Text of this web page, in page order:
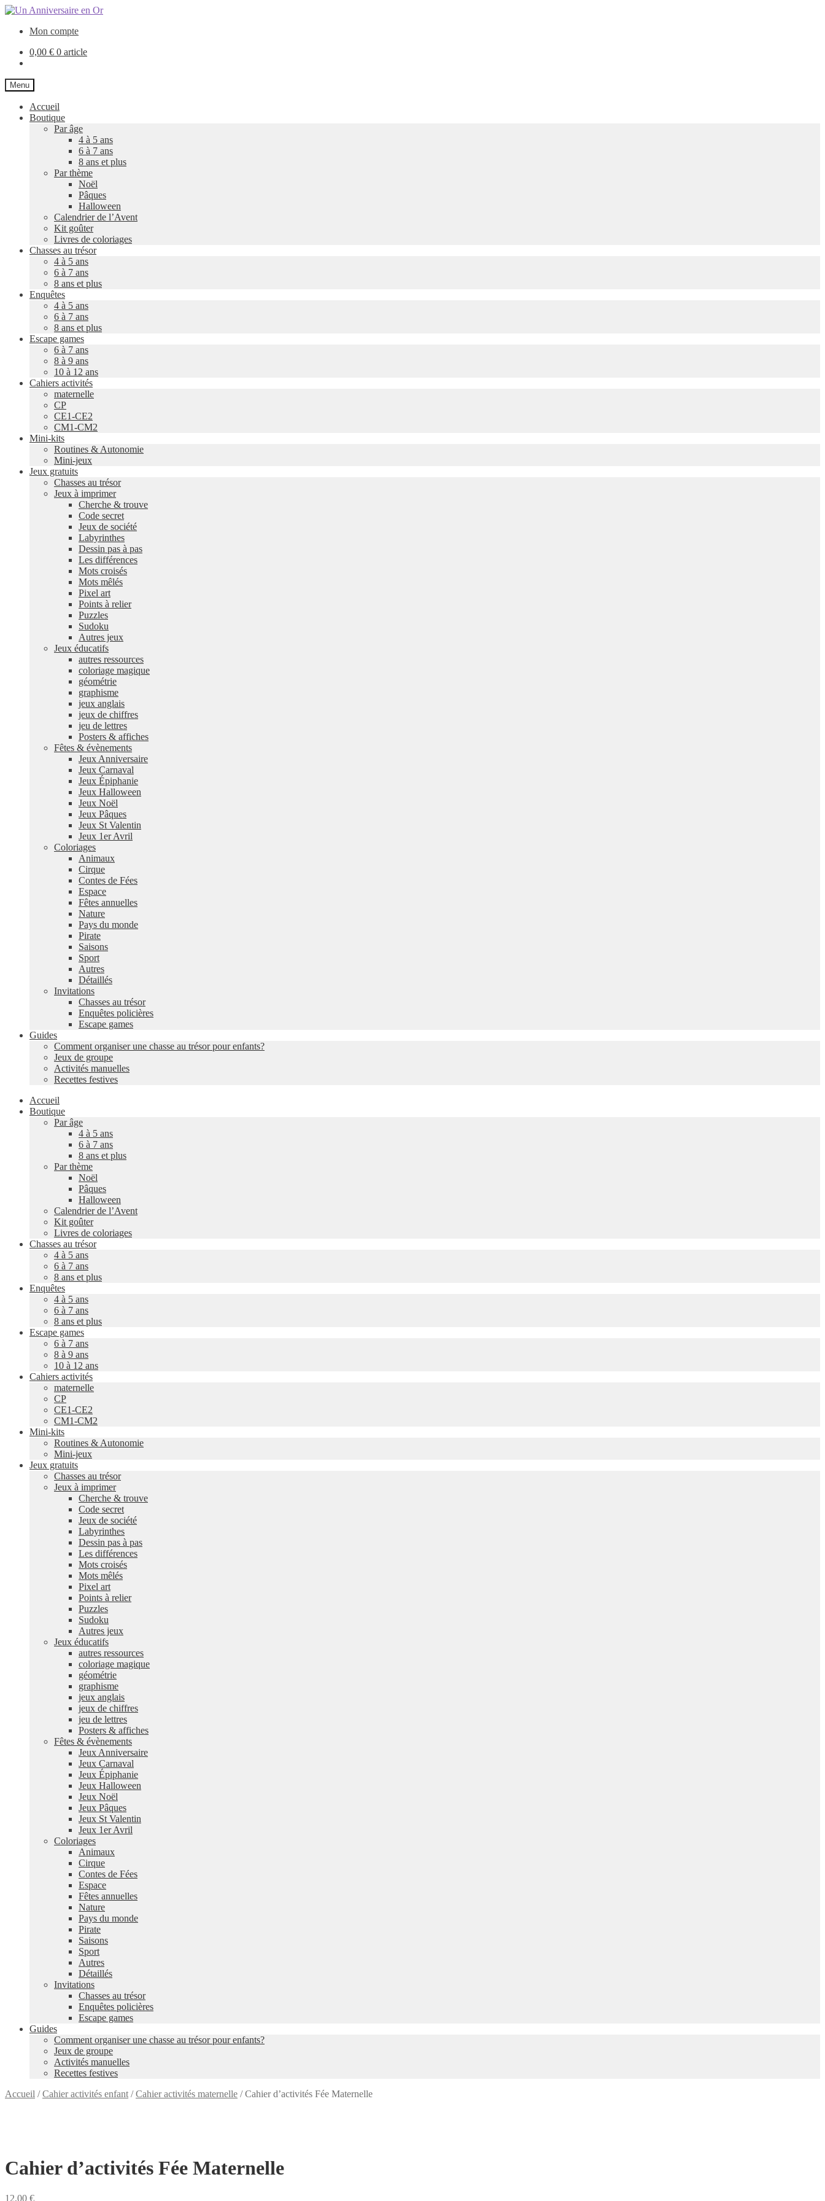
Aller
Aller
contenuMon compte
0,00 € 0 article
Menu
Accueil
Boutique
Par âge
4 à 5 ans
6 à 7 ans
8 ans et plus
Par thème
Noël
Pâques
Halloween
Calendrier de l’Avent
Kit goûter
Livres de coloriages
Chasses au trésor
4 à 5 ans
6 à 7 ans
8 ans et plus
Enquêtes
4 à 5 ans
6 à 7 ans
8 ans et plus
Escape games
6 à 7 ans
8 à 9 ans
10 à 12 ans
Cahiers activités
maternelle
CP
CE1-CE2
CM1-CM2
Mini-kits
Routines & Autonomie
Mini-jeux
Jeux gratuits
Chasses au trésor
Jeux à imprimer
Cherche & trouve
Code secret
Jeux de société
Labyrinthes
Dessin pas à pas
Les différences
Mots croisés
Mots mêlés
Pixel art
Points à relier
Puzzles
Sudoku
Autres jeux
Jeux éducatifs
autres ressources
coloriage magique
géométrie
graphisme
jeux anglais
jeux de chiffres
jeu de lettres
Posters & affiches
Fêtes & évènements
Jeux Anniversaire
Jeux Carnaval
Jeux Épiphanie
Jeux Halloween
Jeux Noël
Jeux Pâques
Jeux St Valentin
Jeux 1er Avril
Coloriages
Animaux
Cirque
Contes de Fées
Espace
Fêtes annuelles
Nature
Pays du monde
Pirate
Saisons
Sport
Autres
Détaillés
Invitations
Chasses au trésor
Enquêtes policières
Escape games
Guides
Comment organiser une chasse au trésor pour enfants?
Jeux de groupe
Activités manuelles
Recettes festives
Accueil
Boutique
Par âge
4 à 5 ans
6 à 7 ans
8 ans et plus
Par thème
Noël
Pâques
Halloween
Calendrier de l’Avent
Kit goûter
Livres de coloriages
Chasses au trésor
4 à 5 ans
6 à 7 ans
8 ans et plus
Enquêtes
4 à 5 ans
6 à 7 ans
8 ans et plus
Escape games
6 à 7 ans
8 à 9 ans
10 à 12 ans
Cahiers activités
maternelle
CP
CE1-CE2
CM1-CM2
Mini-kits
Routines & Autonomie
Mini-jeux
Jeux gratuits
Chasses au trésor
Jeux à imprimer
Cherche & trouve
Code secret
Jeux de société
Labyrinthes
Dessin pas à pas
Les différences
Mots croisés
Mots mêlés
Pixel art
Points à relier
Puzzles
Sudoku
Autres jeux
Jeux éducatifs
autres ressources
coloriage magique
géométrie
graphisme
jeux anglais
jeux de chiffres
jeu de lettres
Posters & affiches
Fêtes & évènements
Jeux Anniversaire
Jeux Carnaval
Jeux Épiphanie
Jeux Halloween
Jeux Noël
Jeux Pâques
Jeux St Valentin
Jeux 1er Avril
Coloriages
Animaux
Cirque
Contes de Fées
Espace
Fêtes annuelles
Nature
Pays du monde
Pirate
Saisons
Sport
Autres
Détaillés
Invitations
Chasses au trésor
Enquêtes policières
Escape games
Guides
Comment organiser une chasse au trésor pour enfants?
Jeux de groupe
Activités manuelles
Recettes festives
Accueil /Cahier activités enfant /Cahier activités maternelle /Cahier d’activités Fée Maternelle
Cahier d’activités Fée Maternelle
12,00 €